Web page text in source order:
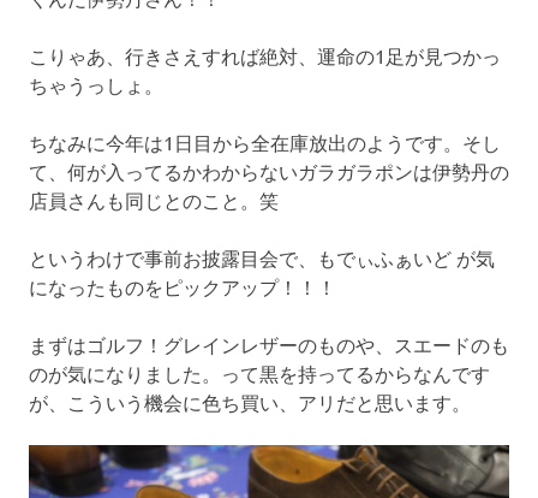
こりゃあ、行きさえすれば絶対、運命の1足が見つかっ
ちゃうっしょ。
ちなみに今年は1日目から全在庫放出のようです。そし
て、何が入ってるかわからないガラガラポンは伊勢丹の
店員さんも同じとのこと。笑
というわけで事前お披露目会で、もでぃふぁいど が気
になったものをピックアップ！！！
まずはゴルフ！グレインレザーのものや、スエードのも
のが気になりました。って黒を持ってるからなんです
が、こういう機会に色ち買い、アリだと思います。